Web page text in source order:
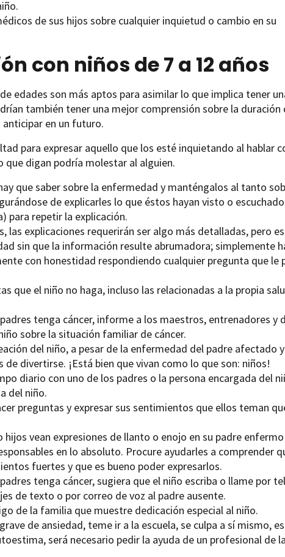
de sus hijos sobre cualquier inquietud o cambio en su
con niños de 7 a 12 años
edades son más aptos para asimilar lo que implica tener
también tener una mejor comprensión sobre la duración
en un futuro.
para expresar aquello que los esté inquietando al hablar
digan podría molestar al alguien.
que saber sobre la enfermedad y manténgalos al tanto
de explicarles lo que éstos hayan visto o
para repetir la explicación.
las explicaciones requerirán ser algo más detalladas, pero
sin que la información resulte abrumadora; simplemente
con honestidad respondiendo cualquier pregunta que le
que el niño no haga, incluso las relacionadas a la propia
tenga cáncer, informe a los maestros, entrenadores y
sobre la situación familiar de cáncer.
del niño, a pesar de la enfermedad del padre afectado
de divertirse. ¡Está bien que vivan como lo que son: niños!
diario con uno de los padres o la persona encargada del
del niño.
preguntas y expresar sus sentimientos que ellos teman
hijos vean expresiones de llanto o enojo en su padre
en lo absoluto. Procure ayudarles a comprender
fuertes y que es bueno poder expresarlos.
tenga cáncer, sugiera que el niño escriba o llame por
de texto o por correo de voz al padre ausente.
de la familia que muestre dedicación especial al niño.
de ansiedad, teme ir a la escuela, se culpa a sí mismo,
será necesario pedir la ayuda de un profesional de